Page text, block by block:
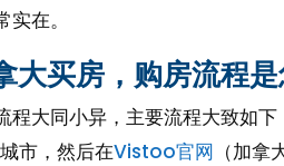
在。
大买房，购房流程是
大同小异，主要流程大致如下
市，然后在Vistoo官网 （加